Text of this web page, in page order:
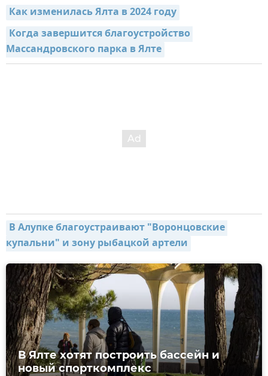
Как изменилась Ялта в 2024 году
Когда завершится благоустройство
Массандровского парка в Ялте
В Алупке благоустраивают "Воронцовские
купальни" и зону рыбацкой артели
В Ялте хотят построить бассейн и
новый спорткомплекс